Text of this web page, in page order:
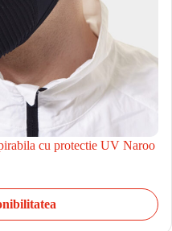
cu protectie UV Naroo